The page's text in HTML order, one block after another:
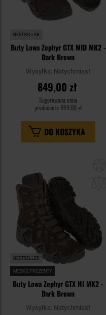
BESTSELLER
Buty Lowa Zephyr GTX MID MK2 -
Dark Brown
Wysyłka: Natychmiast
849,00 zł
Sugerowana cena
producenta 899,00 zł
DO KOSZYKA
BESTSELLER
MĘSKIE PREZENTY
Buty Lowa Zephyr GTX HI MK2 -
Dark Brown
Wysyłka: Natychmiast